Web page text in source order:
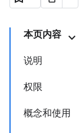
本页内容
说明
权限
概念和使用